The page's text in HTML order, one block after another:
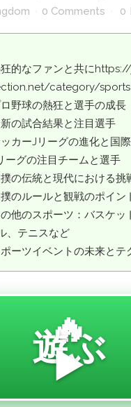
0 Comments 0
的なファンと共に
category/sports
野球の熱狂と選手の成長
の試合結果と注目選手
カーJリーグの進化と国
ーグの注目チームと選手
の伝統と現代における挑
のルールと観戦のポイン
他のスポーツ：バスケッ
、テニスなど
ーツイベントの未来とテ
🔥
遊ぶ
▶️